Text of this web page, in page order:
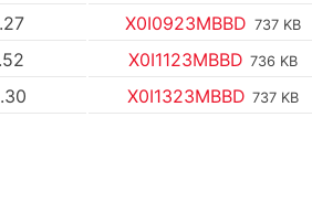
X0I0923MBBD 737 KB
X0I1123MBBD 736 KB
X0I1323MBBD 737 KB